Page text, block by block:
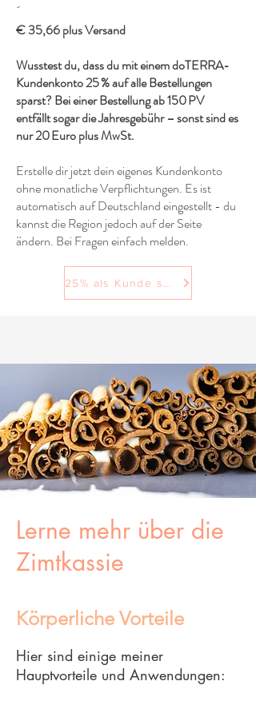
´
€ 35,66 plus Versand
Wusstest du, dass du mit einem doTERRA-
Kundenkonto 25 % auf alle Bestellungen
sparst? Bei einer Bestellung ab 150 PV
entfällt sogar die Jahresgebühr – sonst sind es
nur 20 Euro plus MwSt.
Erstelle dir jetzt dein eigenes Kundenkonto
ohne monatliche Verpflichtungen. Es ist
automatisch auf Deutschland eingestellt - du
kannst die Region jedoch auf der Seite
ändern. Bei Fragen einfach melden.
25% als Kunde sparen
Lerne mehr über die
Zimtkassie
Körperliche Vorteile
Hier sind einige meiner
Hauptvorteile und Anwendungen: